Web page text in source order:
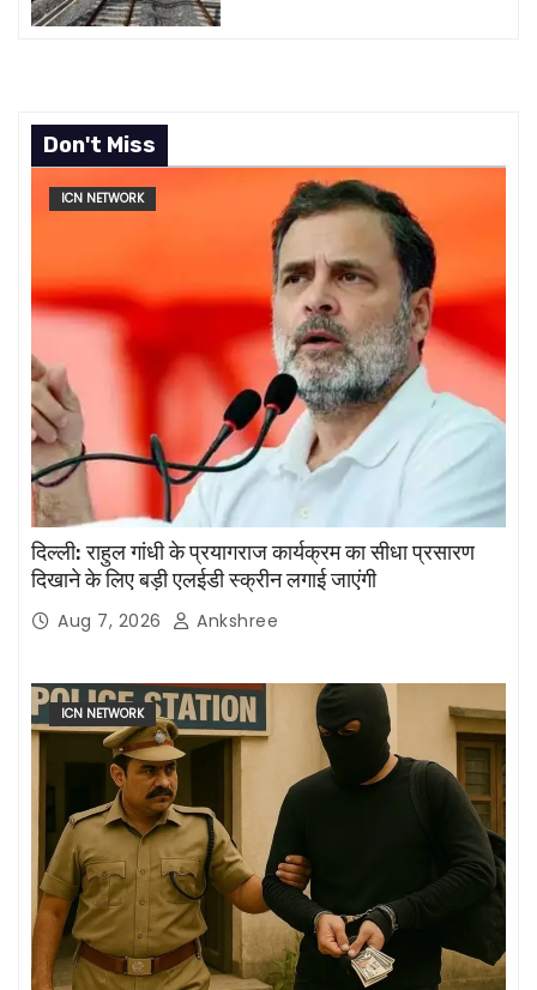
Don't Miss
ICN NETWORK
दिल्ली: राहुल गांधी के प्रयागराज कार्यक्रम का सीधा प्रसारण
दिखाने के लिए बड़ी एलईडी स्क्रीन लगाई जाएंगी
Aug 7, 2026 Ankshree
ICN NETWORK